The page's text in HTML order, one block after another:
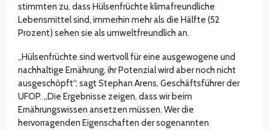
stimmten zu, dass Hülsenfrüchte klimafreundliche
Lebensmittel sind, immerhin mehr als die Hälfte (52
Prozent) sehen sie als umweltfreundlich an.
„Hülsenfrüchte sind wertvoll für eine ausgewogene und
nachhaltige Ernährung, ihr Potenzial wird aber noch nicht
ausgeschöpft“, sagt Stephan Arens, Geschäftsführer der
UFOP. „Die Ergebnisse zeigen, dass wir beim
Ernährungswissen ansetzen müssen. Wer die
hervorragenden Eigenschaften der sogenannten